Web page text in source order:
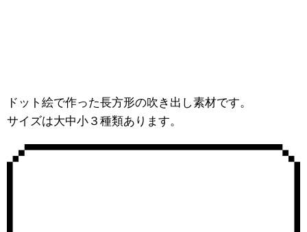
ドット絵で作った長方形の吹き出し素材です。
サイズは大中小３種類あります。